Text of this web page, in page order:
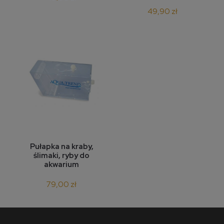
49,90 zł
Pułapka na kraby,
ślimaki, ryby do
akwarium
79,00 zł